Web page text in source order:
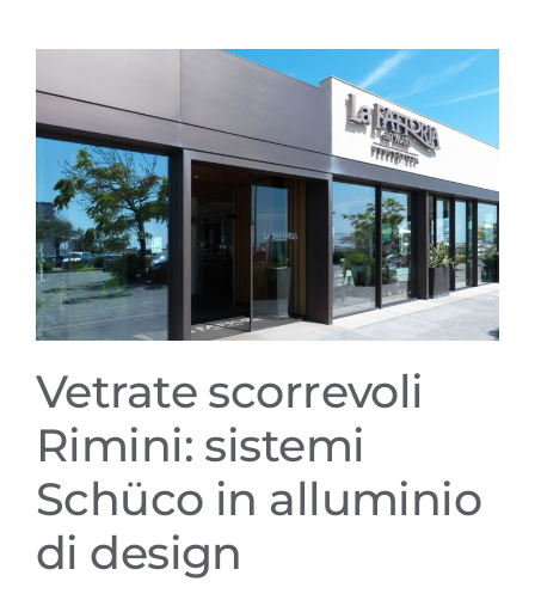
Vetrate scorrevoli Rimini:
sistemi Schüco in alluminio di
design
Vetrate scorrevoli
Rimini: sistemi
Schüco in alluminio
di design